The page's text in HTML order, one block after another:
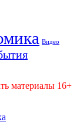
Видео
материалы 16+